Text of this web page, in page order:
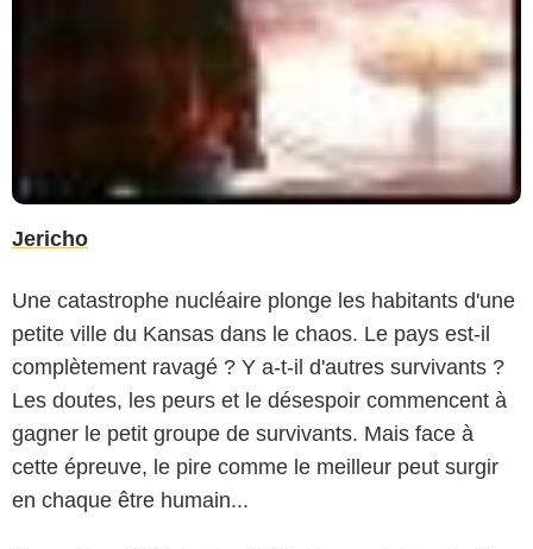
Jericho
Une catastrophe nucléaire plonge les habitants d'une
petite ville du Kansas dans le chaos. Le pays est-il
complètement ravagé ? Y a-t-il d'autres survivants ?
Les doutes, les peurs et le désespoir commencent à
gagner le petit groupe de survivants. Mais face à
cette épreuve, le pire comme le meilleur peut surgir
en chaque être humain...